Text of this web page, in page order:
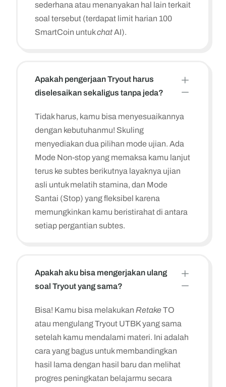
sederhana atau menanyakan hal lain terkait
soal tersebut (terdapat limit harian 100
SmartCoin untukchatAI).
Apakah pengerjaan Tryout harus
diselesaikan sekaligus tanpa jeda?
L
K
Tidak harus, kamu bisa menyesuaikannya
dengan kebutuhanmu! Skuling
menyediakan dua pilihan mode ujian. Ada
Mode Non-stop yang memaksa kamu lanjut
terus ke subtes berikutnya layaknya ujian
asli untuk melatih stamina, dan Mode
Santai (Stop) yang fleksibel karena
memungkinkan kamu beristirahat di antara
setiap pergantian subtes.
Apakah aku bisa mengerjakan ulang
soal Tryout yang sama?
L
K
Bisa! Kamu bisa melakukan RetakeTO
atau mengulang Tryout UTBK yang sama
setelah kamu mendalami materi. Ini adalah
cara yang bagus untuk membandingkan
hasil lama dengan hasil baru dan melihat
progres peningkatan belajarmu secara